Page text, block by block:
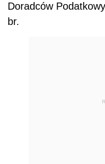
Doradców
br.